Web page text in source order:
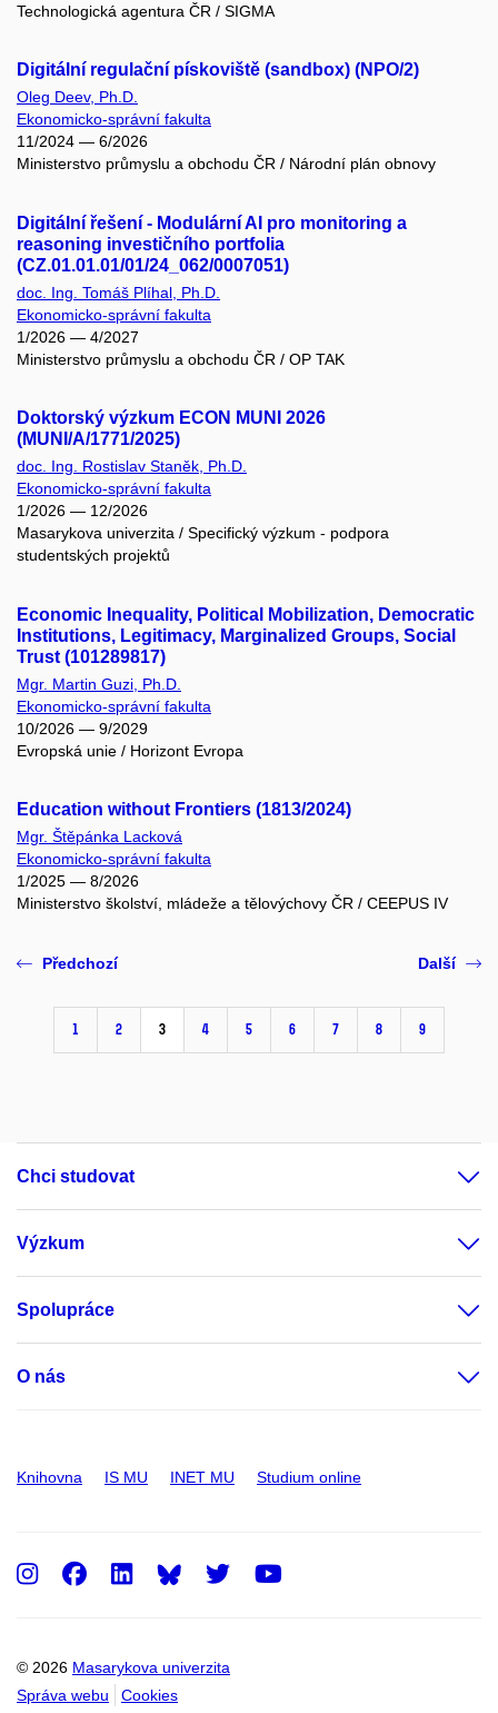
Technologická agentura ČR / SIGMA
Digitální regulační pískoviště (sandbox) (NPO/2)
Oleg Deev, Ph.D.
Ekonomicko-správní fakulta
11/2024 — 6/2026
Ministerstvo průmyslu a obchodu ČR / Národní plán obnovy
Digitální řešení - Modulární AI pro monitoring a
reasoning investičního portfolia
(CZ.01.01.01/01/24_062/0007051)
doc. Ing. Tomáš Plíhal, Ph.D.
Ekonomicko-správní fakulta
1/2026 — 4/2027
Ministerstvo průmyslu a obchodu ČR / OP TAK
Doktorský výzkum ECON MUNI 2026
(MUNI/A/1771/2025)
doc. Ing. Rostislav Staněk, Ph.D.
Ekonomicko-správní fakulta
1/2026 — 12/2026
Masarykova univerzita / Specifický výzkum - podpora
studentských projektů
Economic Inequality, Political Mobilization, Democratic
Institutions, Legitimacy, Marginalized Groups, Social
Trust (101289817)
Mgr. Martin Guzi, Ph.D.
Ekonomicko-správní fakulta
10/2026 — 9/2029
Evropská unie / Horizont Evropa
Education without Frontiers (1813/2024)
Mgr. Štěpánka Lacková
Ekonomicko-správní fakulta
1/2025 — 8/2026
Ministerstvo školství, mládeže a tělovýchovy ČR / CEEPUS IV
Předchozí
1 2 3 4 5 6 7 8 9
Další
Chci studovat
Výzkum
Spolupráce
O nás
Knihovna IS MU INET MU Studium online
© 2026 Masarykova univerzita
Správa webu
Cookies
Instagram
Facebook
LinkedInTwitter